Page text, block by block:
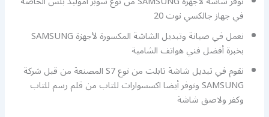
في جهاز جالكسي نوت 20
نعمل في صيانة وتبديل الشاشة المكسورة لأجهزة SAMSUNG
بخبرة أفضل فني هواتف الشامية
نقوم في تبديل شاشة تابلت من نوع S7 المصنعة من قبل شركة
SAMSUNG ونوفر أيضا اكسسوارات للتاب من قلم رسم للتاب
وكفر ولاصق شاشة